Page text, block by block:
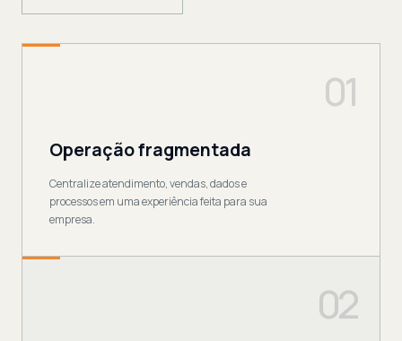
01
Operação fragmentada
Centralize atendimento, vendas, dados e
processos em uma experiência feita para sua
empresa.
02